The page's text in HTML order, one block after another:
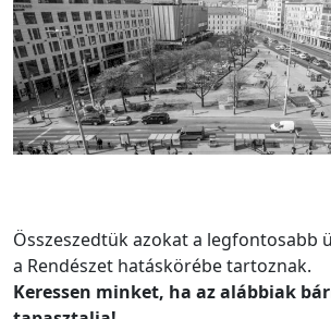
Összeszedtük azokat a legfontosabb
a Rendészet hatáskörébe tartoznak.
Keressen minket, ha az alábbiak